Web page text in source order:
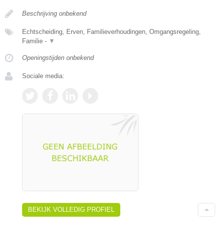
Beschrijving onbekend
Echtscheiding, Erven, Familieverhoudingen, Omgangsregeling,
Familie - ▼
Openingstijden onbekend
Sociale media:
BEKIJK VOLLEDIG PROFIEL